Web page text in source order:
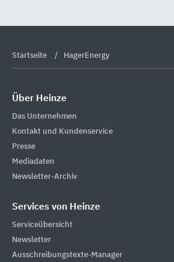
Startseite HagerEnergy
Über Heinze
Das Unternehmen
Kontakt und Kundenservice
Presse
Mediadaten
Newsletter-Archiv
Services von Heinze
Serviceübersicht
Newsletter
Ausschreibungstexte-Manager